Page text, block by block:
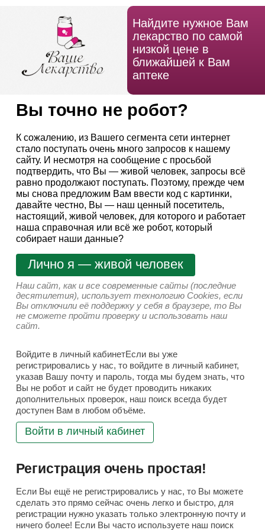
Найдите нужное Вам
лекарство по самой
низкой цене в
ближайшей к Вам
аптеке
Вы точно не робот?
К сожалению, из Вашего сегмента сети интернет
стало поступать очень много запросов к нашему
сайту. И несмотря на сообщение с просьбой
подтвердить, что Вы — живой человек, запросы всё
равно продолжают поступать. Поэтому, прежде чем
мы снова предложим Вам ввести код с картинки,
давайте честно, Вы — наш ценный посетитель,
настоящий, живой человек, для которого и работает
наша справочная или всё же робот, который
собирает наши данные?
Лично я — живой человек
Наш сайт, как и все современные сайты (последние
десятилетия), использует технологию Cookies, если
Вы отключили её поддержку у себя в браузере, то Вы
не сможете пройти проверку и использовать наш
сайт.
Войдите в личный кабинетЕсли вы уже
регистрировались у нас, то войдите в личный кабинет,
указав Вашу почту и пароль, тогда мы будем знать, что
Вы не робот и сайт не будет проводить никаких
дополнительных проверок, наш поиск всегда будет
доступен Вам в любом объёме.
Войти в личный кабинет
Регистрация очень простая!
Если Вы ещё не регистрировались у нас, то Вы можете
сделать это прямо сейчас очень легко и быстро, для
регистрации нужно указать только электронную почту и
ничего более! Если Вы часто используете наш поиск